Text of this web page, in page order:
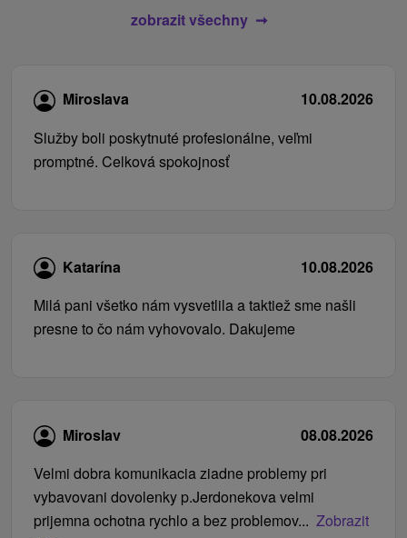
zobrazit všechny
Miroslava
10.08.2026
Služby boli poskytnuté profesionálne, veľmi
promptné. Celková spokojnosť
Katarína
10.08.2026
Milá pani všetko nám vysvetlila a taktiež sme našli
presne to čo nám vyhovovalo. Dakujeme
Miroslav
08.08.2026
Velmi dobra komunikacia ziadne problemy pri
vybavovani dovolenky p.Jerdonekova velmi
prijemna ochotna rychlo a bez problemov... Zobrazit